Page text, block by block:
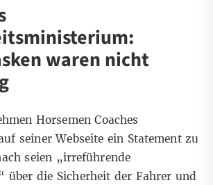
waren nicht
Horsemen Coaches
seiner Webseite ein Statement zu
seien „irreführende
über die Sicherheit der Fahrer und